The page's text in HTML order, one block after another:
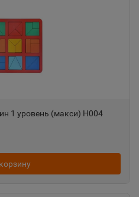
1 уровень (макси) Н004